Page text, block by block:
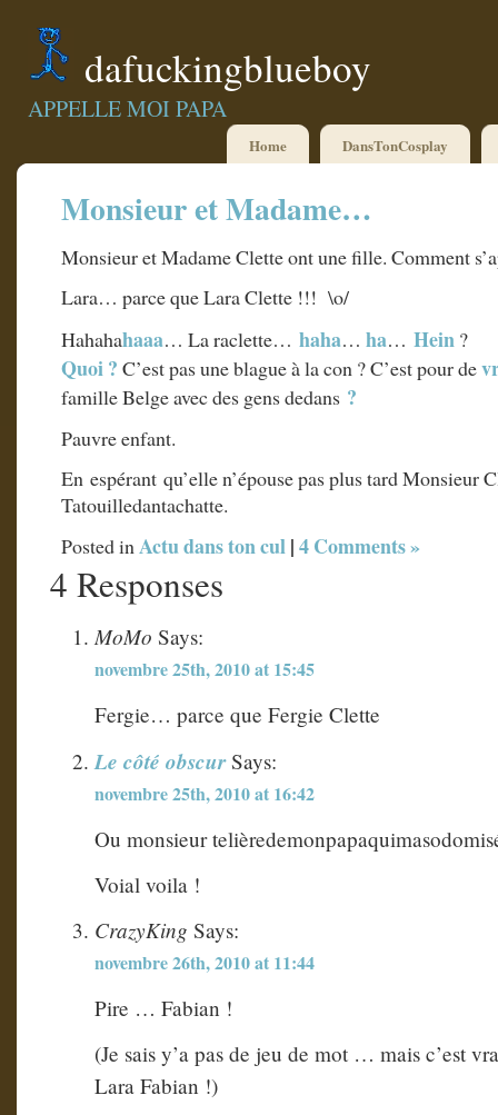
dafuckingblueboy
APPELLE MOI PAPA
Home DansTonCosplay
Monsieur et Madame…
Monsieur et Madame Clette ont une fille. Comment
Lara… parce que Lara Clette !!! \o/
Hahahahaaa… La raclette… haha… ha… Hein ?
Quoi ? C’est pas une blague à la con ? C’est pour de
famille Belge avec des gens dedans ?
Pauvre enfant.
En espérant qu’elle n’épouse pas plus tard Monsieur
Tatouilledantachatte.
Posted inActu dans ton cul|4 Comments »
4 Responses
MoMo Says:
novembre 25th, 2010 at 15:45
Fergie… parce que Fergie Clette
Le côté obscurSays:
novembre 25th, 2010 at 16:42
Ou monsieur
Voial voila !
CrazyKing Says:
novembre 26th, 2010 at 11:44
Pire … Fabian !
(Je sais y’a pas de jeu de mot … mais c’est
Lara Fabian !)